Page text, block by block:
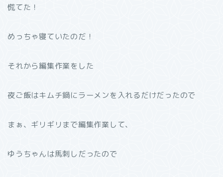
慌てた！
めっちゃ寝ていたのだ！
それから編集作業をした
夜ご飯はキムチ鍋にラーメンを入れるだけだったので
まぁ、ギリギリまで編集作業して、
ゆうちゃんは馬刺しだったので